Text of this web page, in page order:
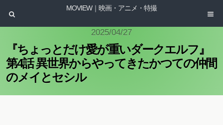
MOVIEW｜映画・アニメ・特撮
2025/04/27
『ちょっとだけ愛が重いダークエルフ』
第4話 異世界からやってきたかつての仲間
のメイとセシル